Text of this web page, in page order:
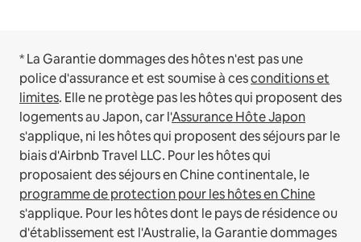
* La Garantie dommages des hôtes n'est pas une
police d'assurance et est soumise à cesconditions et
limites. Elle ne protège pas les hôtes qui proposent des
logements au Japon, car l'Assurance Hôte Japon
s'applique, ni les hôtes qui proposent des séjours par le
biais d'Airbnb Travel LLC. Pour les hôtes qui
proposaient des séjours en Chine continentale, le
programme de protection pour les hôtes en Chine
s'applique. Pour les hôtes dont le pays de résidence ou
d'établissement est l'Australie, la Garantie dommages